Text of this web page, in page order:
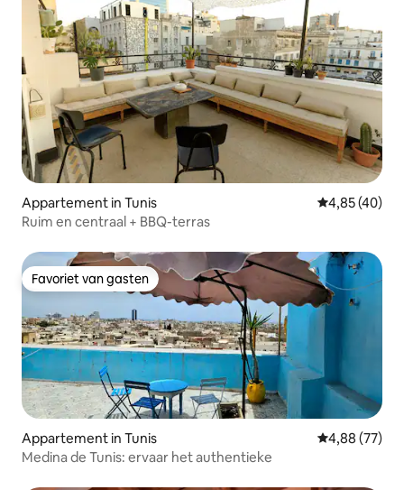
Appartement in Tunis Gemiddelde
4,85 (40)
Ruim en centraal + BBQ-terras
Favoriet van gasten
Favoriet van gasten
Appartement in Tunis Gemiddelde
4,88 (77)
Medina de Tunis: ervaar het authentieke